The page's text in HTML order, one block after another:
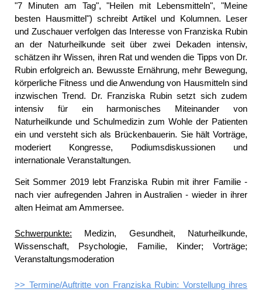
"7 Minuten am Tag", "Heilen mit Lebensmitteln", "Meine
besten Hausmittel") schreibt Artikel und Kolumnen. Leser
und Zuschauer verfolgen das Interesse von Franziska Rubin
an der Naturheilkunde seit über zwei Dekaden intensiv,
schätzen ihr Wissen, ihren Rat und wenden die Tipps von Dr.
Rubin erfolgreich an. Bewusste Ernährung, mehr Bewegung,
körperliche Fitness und die Anwendung von Hausmitteln sind
inzwischen Trend. Dr. Franziska Rubin setzt sich zudem
intensiv für ein harmonisches Miteinander von
Naturheilkunde und Schulmedizin zum Wohle der Patienten
ein und versteht sich als Brückenbauerin. Sie hält Vorträge,
moderiert Kongresse, Podiumsdiskussionen und
internationale Veranstaltungen.
Seit Sommer 2019 lebt Franziska Rubin mit ihrer Familie -
nach vier aufregenden Jahren in Australien - wieder in ihrer
alten Heimat am Ammersee.
Schwerpunkte: Medizin, Gesundheit, Naturheilkunde,
Wissenschaft, Psychologie, Familie, Kinder; Vorträge;
Veranstaltungsmoderation
>> Termine/Auftritte von Franziska Rubin: Vorstellung ihres